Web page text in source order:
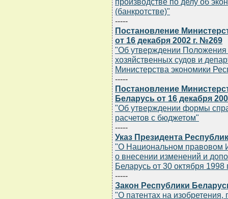
(банкротстве)"
-----
Постановление
от 16 декабря 2002 г. №269
"Об утверждении Положения
хозяйственных судов и
Министерства экономики
-----
Постановление
Беларусь от 16 декабря
"Об утверждении формы
расчетов с бюджетом"
-----
Указ Президента
"О Национальном правовом
о внесении изменений и
Беларусь от 30 октября 1998
-----
Закон Республики
"О патентах на